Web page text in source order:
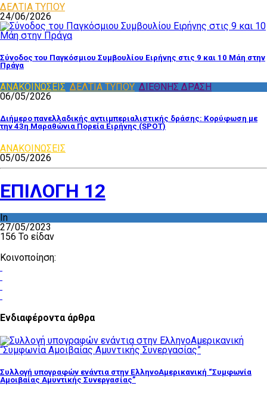
ΔΕΛΤΙΑ ΤΥΠΟΥ
24/06/2026
Σύνοδος του Παγκόσμιου Συμβουλίου Ειρήνης στις 9 και 10 Μάη στην
Πράγα
ΑΝΑΚΟΙΝΩΣΕΙΣ ΔΕΛΤΙΑ ΤΥΠΟΥ ΔΙΕΘΝΗΣ ΔΡΑΣΗ
06/05/2026
Διήμερο πανελλαδικής αντιιμπεριαλιστικής δράσης: Κορύφωση με
την 43η Μαραθώνια Πορεία Ειρήνης (SPOT)
ΑΝΑΚΟΙΝΩΣΕΙΣ
05/05/2026
ΕΠΙΛΟΓΗ 12
In
27/05/2023
156 Το είδαν
Κοινοποίηση:
Ενδιαφέροντα άρθρα
Συλλογή υπογραφών ενάντια στην ΕλληνοΑμερικανική “Συμφωνία
Αμοιβαίας Αμυντικής Συνεργασίας”